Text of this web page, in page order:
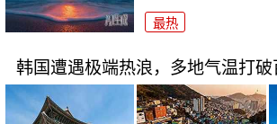
最热
韩国遭遇极端热浪，多地气温打破